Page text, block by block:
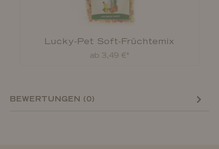
Lucky-Pet Soft-Früchtemix
ab 3,49 €*
BEWERTUNGEN (0)